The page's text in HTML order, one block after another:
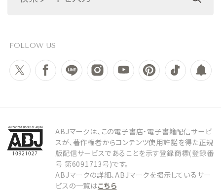
FOLLOW US
ABJマークは、この電子書店・電子書籍配信サービ
スが、著作権者からコンテンツ使用許諾を得た正規
版配信サービスであることを示す登録商標(登録番
号 第6091713号)です。
ABJマークの詳細、ABJマークを掲示しているサー
ビスの一覧はこちら